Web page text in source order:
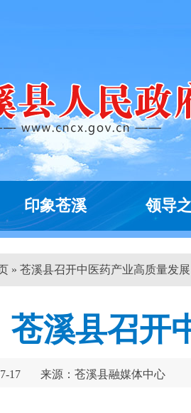
印象苍溪 领导
» 苍溪县召开中医药产业高质量发
苍溪县召开
17 来源：苍溪县融媒体中心